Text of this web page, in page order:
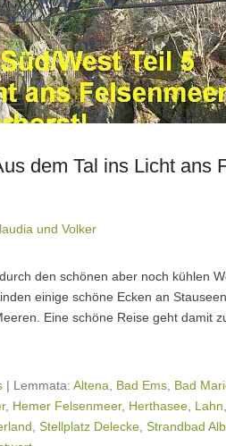
dem Tal ins Licht ans
und Volker
den schönen aber noch kühlen
einige schöne Ecken an
Eine schöne Reise geht damit
| Lemmata: Altena Bad Ems Bad
, Hemer Felsenmeer, Herthasee Lahn
Stellplatz Delecke Strandbad